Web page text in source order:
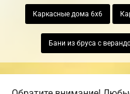
Каркасные дома 6х6
Бани из бруса с